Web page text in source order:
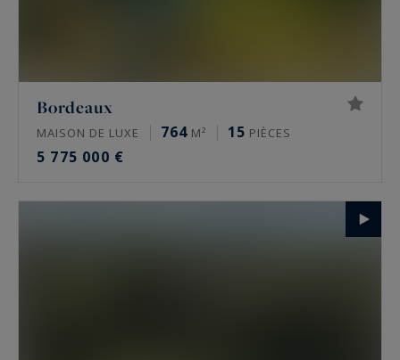
Bordeaux
MAISON DE LUXE 764 M² 15 PIÈCES
5 775 000 €